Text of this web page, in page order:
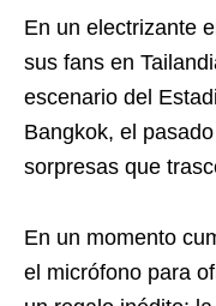
En un electrizante
sus fans en
escenario del
Bangkok, el
sorpresas que
En un momento
el micrófono para